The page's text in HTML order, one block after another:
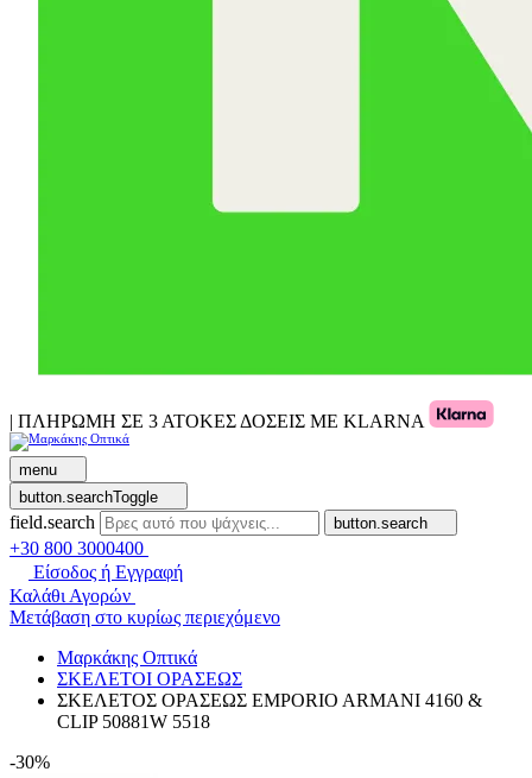
| ΠΛΗΡΩΜΗ ΣΕ 3 ΑΤΟΚΕΣ ΔΟΣΕΙΣ ΜΕ KLARNA
menu
button.searchToggle
field.search button.search
+30 800 3000400
Είσοδος ή Εγγραφή
Καλάθι Αγορών
Μετάβαση στο κυρίως περιεχόμενο
Μαρκάκης Οπτικά
ΣΚΕΛΕΤΟΙ ΟΡΑΣΕΩΣ
ΣΚΕΛΕΤΟΣ ΟΡΑΣΕΩΣ EMPORIO ARMANI 4160 &
CLIP 50881W 5518
-30%